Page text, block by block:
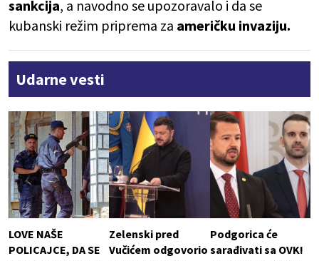
sankcija, a navodno se upozoravalo i da se
kubanski režim priprema za američku invaziju.
Udarne vesti
LOVE NAŠE
POLICAJCE, DA SE
Zelenski pred
Vučićem odgovorio
Podgorica će
sarađivati sa OVK!